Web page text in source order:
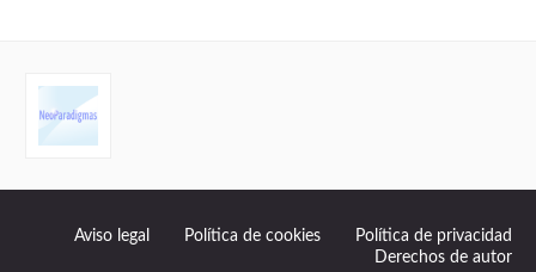
Aviso legal Política de cookies
Política de privacidad
Derechos de autor